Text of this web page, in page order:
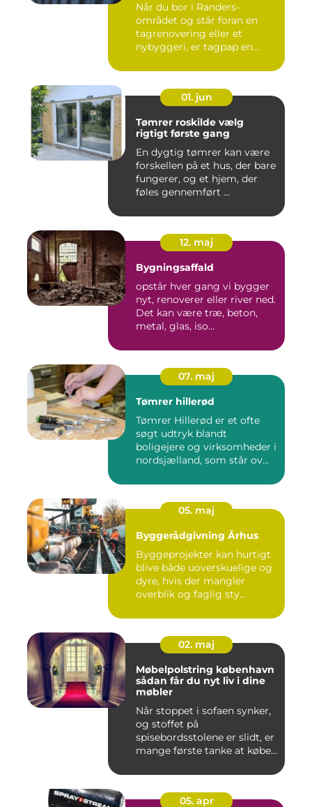
Når du bor i Randers-
området og står foran en
tagrenovering eller et
nybyggeri, er tagpap en
01. jun
Tømrer roskilde vælg
rigtigt første gang
En dygtig tømrer kan være
forskellen på et hus, der bare
fungerer, og et hjem, der
føles gennemført ...
12. maj
Bygningsaffald
opstår hver gang vi bygger
nyt, renoverer eller river ned.
Det kan være træ, beton,
metal, glas, iso...
07. maj
Tømrer hillerød
Tømrer Hillerød er et ofte
søgt udtryk blandt
boligejere og virksomheder i
nordsjælland, som står ov...
05. maj
Byggerådgivning Århus
Byggeprojekter kan hurtigt
blive både uoverskuelige og
dyre, hvis der mangler
overblik og faglig sty...
02. maj
Møbelpolstring københavn
sådan får du nyt liv i dine
møbler
Når stoppet i sofaen synker,
og stoffet på
spisebordsstolene er slidt, er
mange første tanke at købe...
05. apr